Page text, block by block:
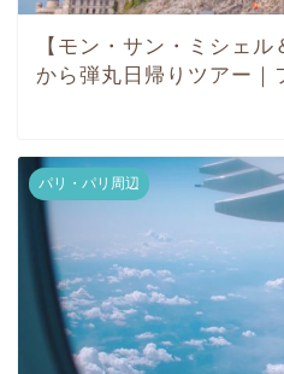
【モン・サン・ミシェ
から弾丸日帰りツアー｜
パリ・パリ周辺